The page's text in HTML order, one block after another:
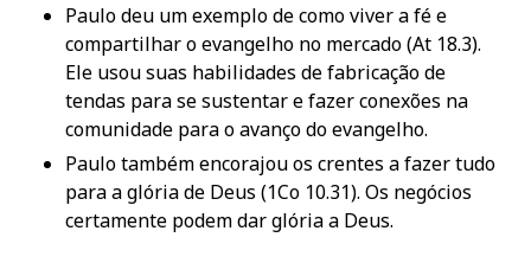
Paulo deu um exemplo de como viver a fé e
compartilhar o evangelho no mercado (At 18.3).
Ele usou suas habilidades de fabricação de
tendas para se sustentar e fazer conexões na
comunidade para o avanço do evangelho.
Paulo também encorajou os crentes a fazer tudo
para a glória de Deus (1Co 10.31). Os negócios
certamente podem dar glória a Deus.